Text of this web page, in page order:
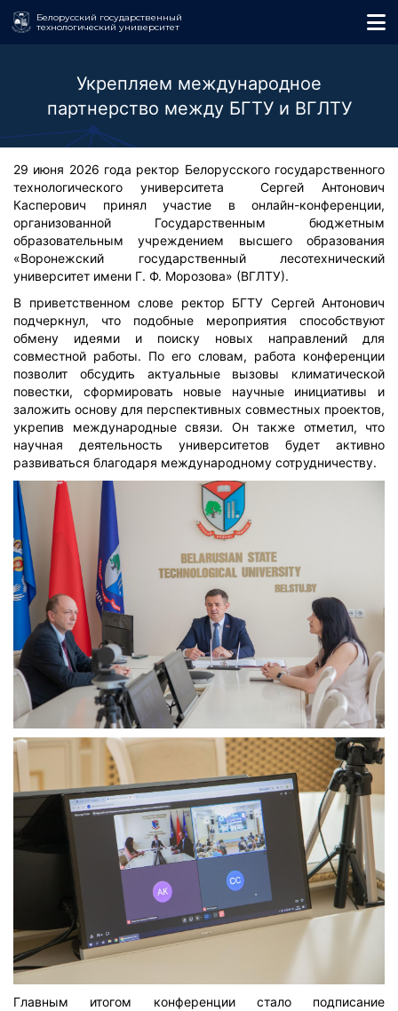
Белорусский государственный
технологический университет
Укрепляем международное
партнерство между БГТУ и ВГЛТУ
29 июня 2026 года ректор Белорусского государственного
технологического университета Сергей Антонович
Касперович принял участие в онлайн-конференции,
организованной Государственным бюджетным
образовательным учреждением высшего образования
«Воронежский государственный лесотехнический
университет имени Г. Ф. Морозова» (ВГЛТУ).
В приветственном слове ректор БГТУ Сергей Антонович
подчеркнул, что подобные мероприятия способствуют
обмену идеями и поиску новых направлений для
совместной работы. По его словам, работа конференции
позволит обсудить актуальные вызовы климатической
повестки, сформировать новые научные инициативы и
заложить основу для перспективных совместных проектов,
укрепив международные связи. Он также отметил, что
научная деятельность университетов будет активно
развиваться благодаря международному сотрудничеству.
Главным итогом конференции стало подписание